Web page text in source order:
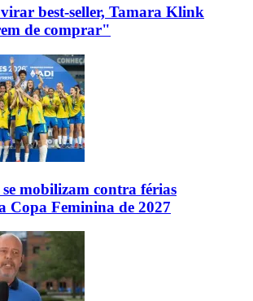
best-seller, Tamara Klink
de comprar"
mobilizam contra férias
Copa Feminina de 2027